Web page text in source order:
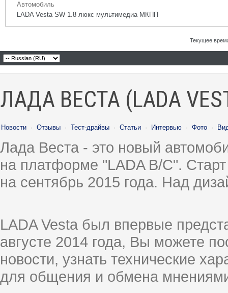
Автомобиль
LADA Vesta SW 1.8 люкс мультимедиа МКПП
Текущее
ЛАДА ВЕСТА (LADA
Новости · Отзывы · Тест-драйвы · Статьи · Интервью · Фото ·
Лада Веста - это новый
на платформе "LADA B/C".
на сентябрь 2015 года. Над
LADA Vesta был впервые
августе 2014 года, Вы можете
новости, узнать технические
для общения и обмена